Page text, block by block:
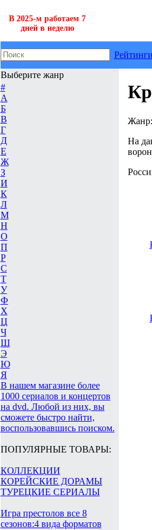
В 2025-м работаем 7
дней в неделю
Рейтинги
Выберите жанр
#
А
Б
В
Г
Д
Е
Ж
З
И
К
Л
М
Н
О
П
Р
С
Т
У
Ф
Х
Ц
Ч
Ш
Э
Ю
Я
В нашем магазине более
1000 сериалов и концертов
на dvd. Любой из них, вы
сможете быстро найти,
воспользовавшись поиском.
ПОПУЛЯРНЫЕ ТОВАРЫ:
КОЛЛЕКЦИИ
КОРЕЙСКИЕ ДОРАМЫ
ТУРЕЦКИЕ СЕРИАЛЫ
Игра престолов все 8
сезонов:4 вида форматов
Жанр:
На